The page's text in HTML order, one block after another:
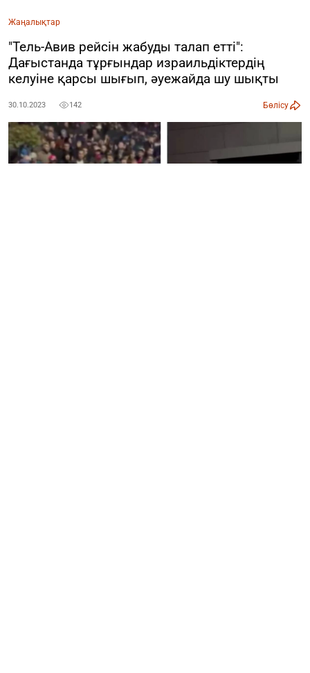
Жаңалықтар
"Тель-Авив рейсін жабуды талап етті":
Дағыстанда тұрғындар израильдіктердің
келуіне қарсы шығып, әуежайда шу шықты
30.10.2023 142 Бөлісу